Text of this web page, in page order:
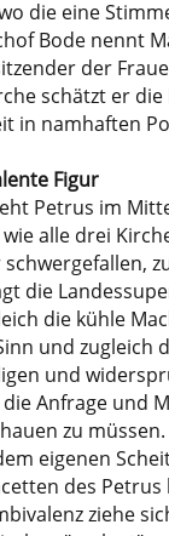
die eine
Bode nennt
der
schätzt er
in namhaften
Figur
Petrus im
alle drei
die
die kühle
und zugleich
und
Anfrage und
zu
eigenen
des
ziehe